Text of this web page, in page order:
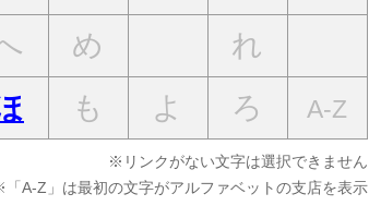
め
れ
も よ ろ A-Z
※リンクがない文字は選択できません
A-Z」は最初の文字がアルファベットの支店を表示